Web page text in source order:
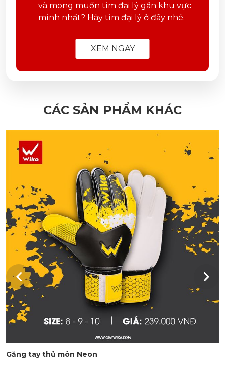
và mong muốn tìm đại lý gần khu vực
mình nhất? Hãy tìm đại lý ở đây nhé.
XEM NGAY
CÁC SẢN PHẨM KHÁC
Găng tay thủ môn Neon